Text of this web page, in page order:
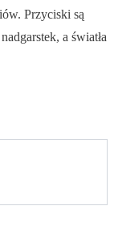
Przyciski są
a światła